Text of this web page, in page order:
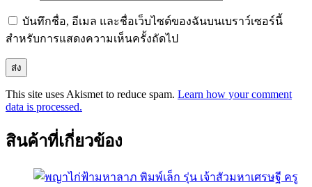
บันทึกชื่อ, อีเมล และชื่อเว็บไซต์ของฉันบนเบราว์เซอร์นี้
สำหรับการแสดงความเห็นครั้งถัดไป
This site uses Akismet to reduce spam. Learn how your comment
data is processed.
สินค้าที่เกี่ยวข้อง